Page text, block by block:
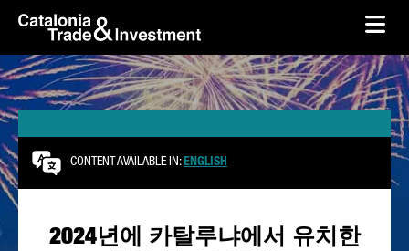
Skip to Main Content
skip-to-content
2024년에 카탈루냐에서 유치한
CONTENT AVAILABLE IN:ENGLISH